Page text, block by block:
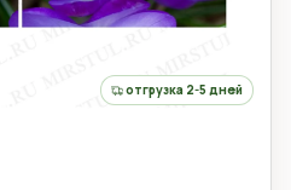
отгрузка 2-5 дней